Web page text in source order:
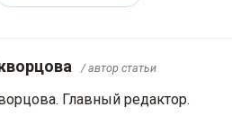
/ автор статьи
Главный редактор.